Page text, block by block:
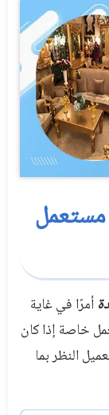
مستعمل
أمرًا في غاية
خاصة إذا كان
النظر بما